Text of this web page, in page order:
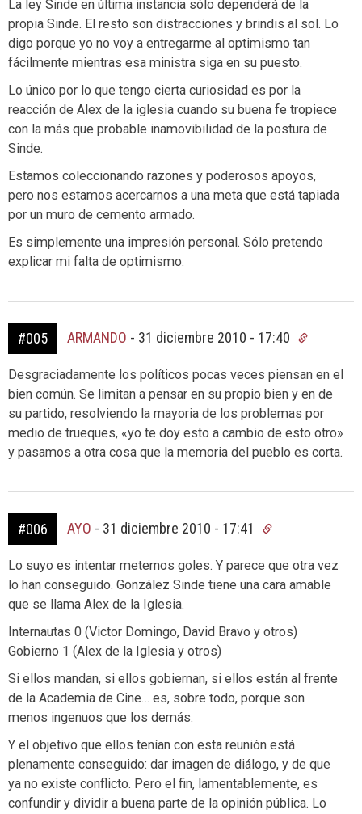
La ley Sinde en última instancia sólo dependerá de la
propia Sinde. El resto son distracciones y brindis al sol. Lo
digo porque yo no voy a entregarme al optimismo tan
fácilmente mientras esa ministra siga en su puesto.
Lo único por lo que tengo cierta curiosidad es por la
reacción de Alex de la iglesia cuando su buena fe tropiece
con la más que probable inamovibilidad de la postura de
Sinde.
Estamos coleccionando razones y poderosos apoyos,
pero nos estamos acercarnos a una meta que está tapiada
por un muro de cemento armado.
Es simplemente una impresión personal. Sólo pretendo
explicar mi falta de optimismo.
#005 ARMANDO - 31 diciembre 2010 - 17:40
Desgraciadamente los políticos pocas veces piensan en el
bien común. Se limitan a pensar en su propio bien y en de
su partido, resolviendo la mayoria de los problemas por
medio de trueques, «yo te doy esto a cambio de esto otro»
y pasamos a otra cosa que la memoria del pueblo es corta.
#006 AYO - 31 diciembre 2010 - 17:41
Lo suyo es intentar meternos goles. Y parece que otra vez
lo han conseguido. González Sinde tiene una cara amable
que se llama Alex de la Iglesia.
Internautas 0 (Victor Domingo, David Bravo y otros)
Gobierno 1 (Alex de la Iglesia y otros)
Si ellos mandan, si ellos gobiernan, si ellos están al frente
de la Academia de Cine… es, sobre todo, porque son
menos ingenuos que los demás.
Y el objetivo que ellos tenían con esta reunión está
plenamente conseguido: dar imagen de diálogo, y de que
ya no existe conflicto. Pero el fin, lamentablemente, es
confundir y dividir a buena parte de la opinión pública. Lo